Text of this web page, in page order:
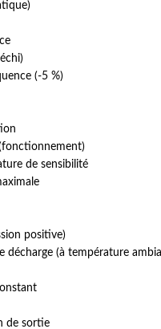
(-5 %)
de sensibilité
positive)
décharge (à température
de sortie